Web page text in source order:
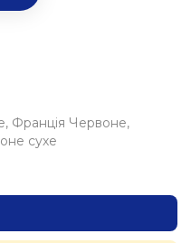
Франція Червоне
сухе